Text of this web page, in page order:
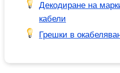
Декодиране на
кабели
Грешки в